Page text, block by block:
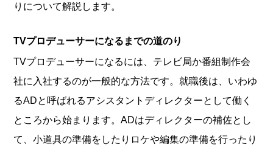
りについて解説します。
TVプロデューサーになるまでの道のり
TVプロデューサーになるには、テレビ局か番組制作会
社に入社するのが一般的な方法です。就職後は、いわゆ
るADと呼ばれるアシスタントディレクターとして働く
ところから始まります。ADはディレクターの補佐とし
て、小道具の準備をしたりロケや編集の準備を行ったり